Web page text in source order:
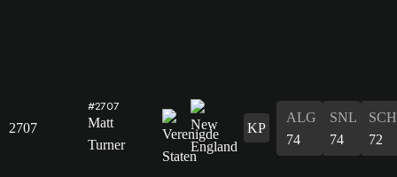
2707
#2707
Matt
Turner
KP
ALG
74
SNL
74
SCH
72